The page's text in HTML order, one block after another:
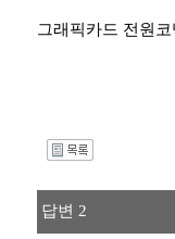
그래픽카드 전원
답변 2